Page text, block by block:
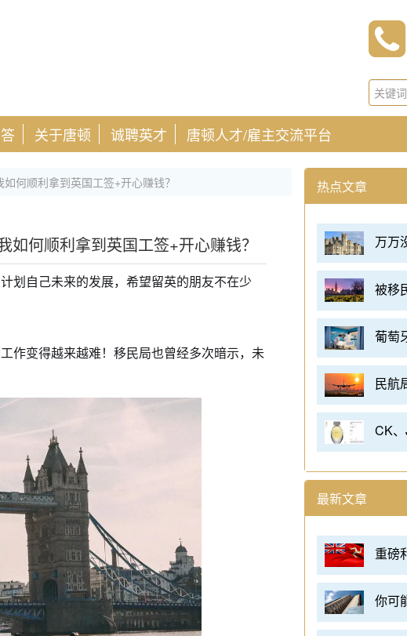
关于唐顿 诚聘英才 唐顿人才/雇主交流平台
何顺利拿到英国工签+开心赚钱？
何顺利拿到英国工签+开心赚钱？
划自己未来的发展，希望留英的朋友不在少
作变得越来越难！移民局也曾经多次暗示，未
热点文章
万万
被移
葡萄
民航
CK
最新文章
重磅
你可